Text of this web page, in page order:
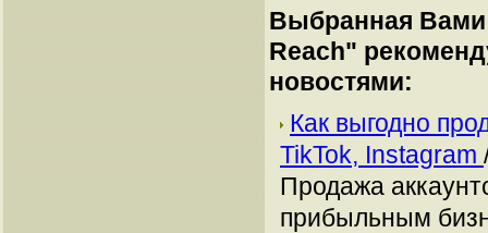
Выбранная Вами
Reach"
новостями:
Как выгодно
TikTok, Instagram
Продажа
прибыльным